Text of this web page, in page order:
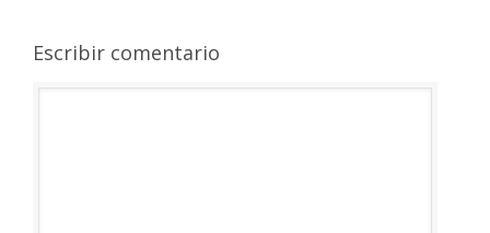
Escribir comentario